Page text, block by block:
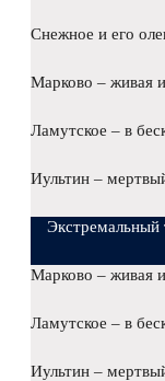
Снежное и его
Марково – живая
Ламутское – в
Иультин –
Экстремальный
Марково – живая
Ламутское – в
Иультин –